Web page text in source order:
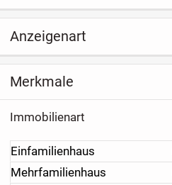
Anzeigenart
Merkmale
Immobilienart
Einfamilienhaus
Mehrfamilienhaus